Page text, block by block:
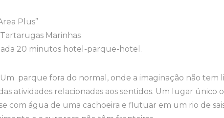
Plus”
Marinhas
20 minutos hotel-parque-hotel.
parque fora do normal, onde a imaginação não tem
atividades relacionadas aos sentidos. Um lugar
com água de uma cachoeira e flutuar em um rio de